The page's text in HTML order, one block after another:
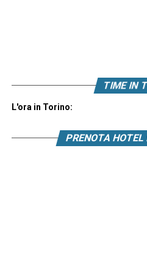
TIME IN
L'ora in Torino:
PRENOTA